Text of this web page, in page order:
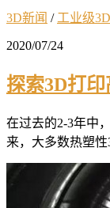
3D新闻 / 工业级
2020/07/24
探索3D打
在过去的2-3年中
来，大多数热塑性